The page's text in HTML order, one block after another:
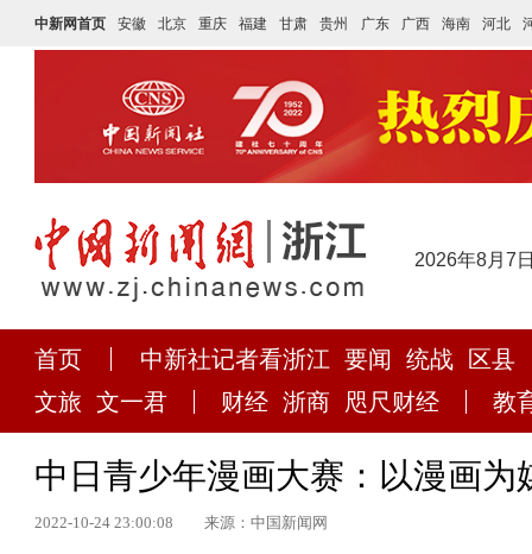
中新网首页 安徽 北京 重庆 福建 甘肃 贵州 广东 广西 海南 河北
2026年8月7
首页 中新社记者看浙江 要闻 统战
区县
文旅 文一君 财经 浙商 咫尺财经 教
中日青少年漫画大赛：以漫画为
2022-10-24 23:00:08 来源：中国新闻网